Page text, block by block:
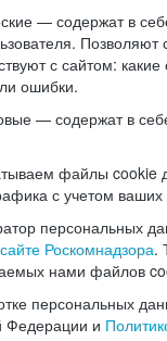
— содержат в
с сайтом:
ошибки.
— содержат в
файлы cookie
с учетом
персональных
Роскомнадзора.
нами файлов
персональных
Федерации и